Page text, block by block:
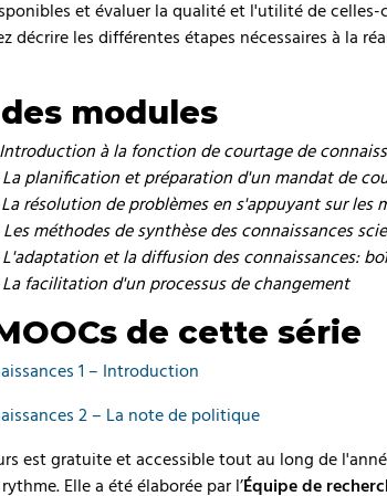
et évaluer la qualité et l'utilité de
décrire les différentes étapes nécessaires à la
modules
Introduction à la fonction de courtage de
La planification et préparation d'un mandat de
La résolution de problèmes en s'appuyant sur les
Les méthodes de synthèse des connaissances
L'adaptation et la diffusion des connaissances:
La facilitation d'un processus de changement
de cette série
1 – Introduction
2 – La note de politique
est gratuite et accessible tout au long de
Elle a été élaborée par l’Équipe de